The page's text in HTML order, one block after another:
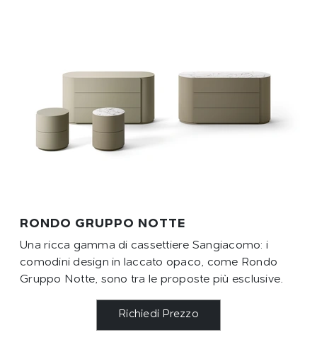
RONDO GRUPPO NOTTE
Una ricca gamma di cassettiere Sangiacomo: i
comodini design in laccato opaco, come Rondo
Gruppo Notte, sono tra le proposte più esclusive.
Richiedi Prezzo